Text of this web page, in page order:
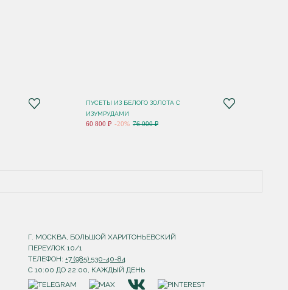
ПУСЕТЫ ИЗ БЕЛОГО ЗОЛОТА С
ИЗУМРУДАМИ
60 800 ₽ -20% 76 000 ₽
Г. МОСКВА, БОЛЬШОЙ ХАРИТОНЬЕВСКИЙ
ПЕРЕУЛОК 10/1
ТЕЛЕФОН:+7 (985) 530-40-84
С 10:00 ДО 22:00, КАЖДЫЙ ДЕНЬ